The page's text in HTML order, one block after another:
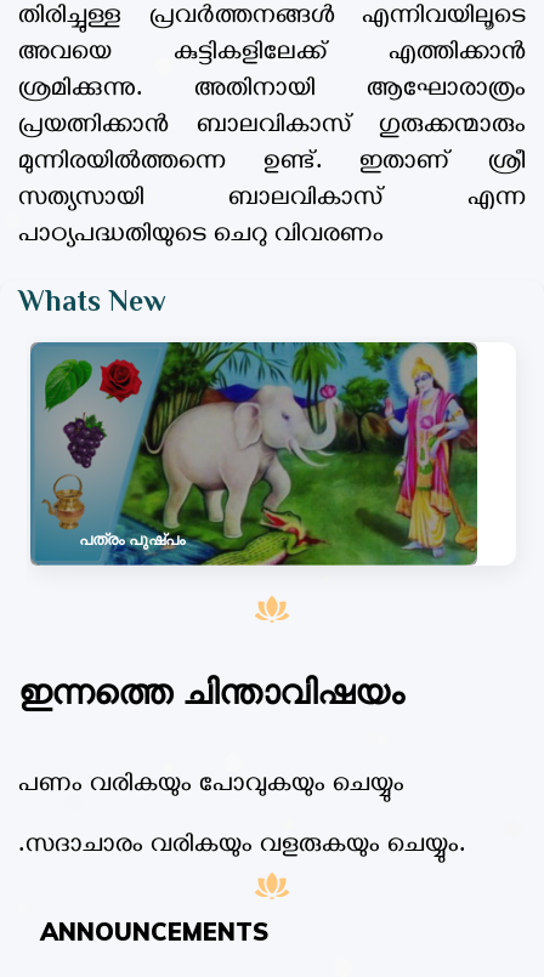
തിരിച്ചുള്ള പ്രവർത്തനങ്ങൾ എന്നിവയിലൂടെ
അവയെ കുട്ടികളിലേക്ക് എത്തിക്കാൻ
ശ്രമിക്കുന്നു. അതിനായി ആഘോരാത്രം
പ്രയത്നിക്കാൻ ബാലവികാസ് ഗുരുക്കന്മാരും
മുന്നിരയിൽത്തന്നെ ഉണ്ട്. ഇതാണ് ശ്രീ
സത്യസായി ബാലവികാസ് എന്ന
പാഠ്യപദ്ധതിയുടെ ചെറു വിവരണം
Whats New
പത്രം പുഷ്പം
ഇന്നത്തെ ചിന്താവിഷയം
പണം വരികയും പോവുകയും ചെയ്യും
.സദാചാരം വരികയും വളരുകയും ചെയ്യും.
ANNOUNCEMENTS